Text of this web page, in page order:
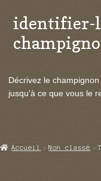
Aller
à
la
Aller
au
contenu
identifier-
Actualités
Echanges et contacts
Décrivez le
jusqu'à ce que vous le
Accueil Non classé